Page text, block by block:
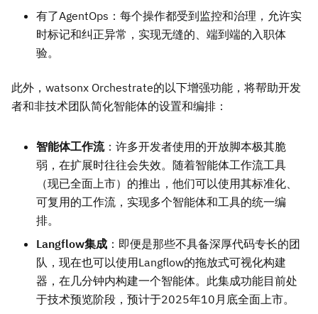
有了AgentOps：每个操作都受到监控和治理，允许实
时标记和纠正异常，实现无缝的、端到端的入职体
验。
此外，watsonx Orchestrate的以下增强功能，将帮助开发
者和非技术团队简化智能体的设置和编排：
智能体工作流：许多开发者使用的开放脚本极其脆
弱，在扩展时往往会失效。随着智能体工作流工具
（现已全面上市）的推出，他们可以使用其标准化、
可复用的工作流，实现多个智能体和工具的统一编
排。
Langflow集成 ：即便是那些不具备深厚代码专长的团
队，现在也可以使用Langflow的拖放式可视化构建
器，在几分钟内构建一个智能体。此集成功能目前处
于技术预览阶段，预计于2025年10月底全面上市。